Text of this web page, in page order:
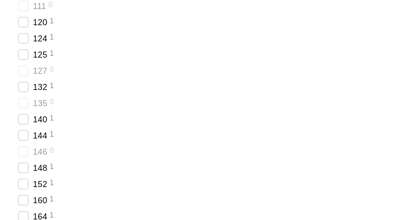
111 0
120 1
124 1
125 1
127 0
132 1
135 0
140 1
144 1
146 0
148 1
152 1
160 1
164 1